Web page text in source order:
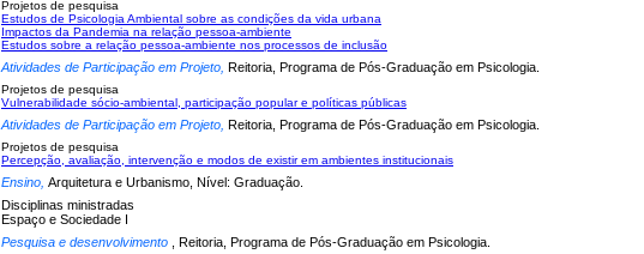
Projetos de pesquisa
Estudos de Psicologia Ambiental sobre as condições da vida urbana
Impactos da Pandemia na relação pessoa-ambiente
Estudos sobre a relação pessoa-ambiente nos processos de inclusão
Atividades de Participação em Projeto, Reitoria, Programa de Pós-Graduação em Psicologia.
Projetos de pesquisa
Vulnerabilidade sócio-ambiental, participação popular e políticas públicas
Atividades de Participação em Projeto, Reitoria, Programa de Pós-Graduação em Psicologia.
Projetos de pesquisa
Percepção, avaliação, intervenção e modos de existir em ambientes institucionais
Ensino, Arquitetura e Urbanismo, Nível: Graduação.
Disciplinas ministradas
Espaço e Sociedade I
Pesquisa e desenvolvimento , Reitoria, Programa de Pós-Graduação em Psicologia.